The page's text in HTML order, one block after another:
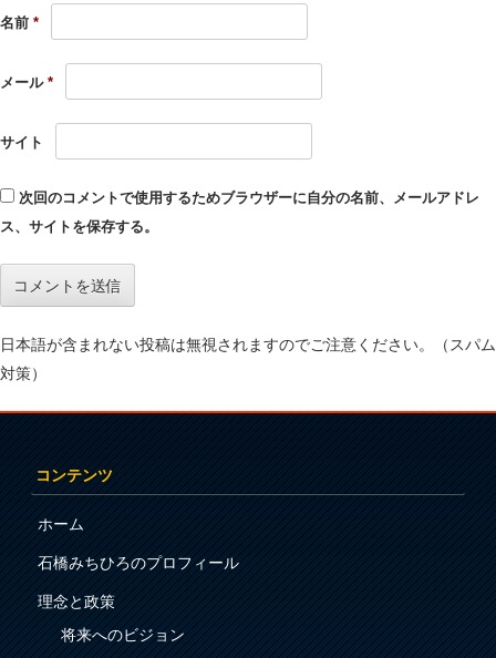
名前 *
メール *
サイト
次回のコメントで使用するためブラウザーに自分の名前、メールアドレ
ス、サイトを保存する。
日本語が含まれない投稿は無視されますのでご注意ください。（スパム
対策）
コンテンツ
ホーム
石橋みちひろのプロフィール
理念と政策
将来へのビジョン